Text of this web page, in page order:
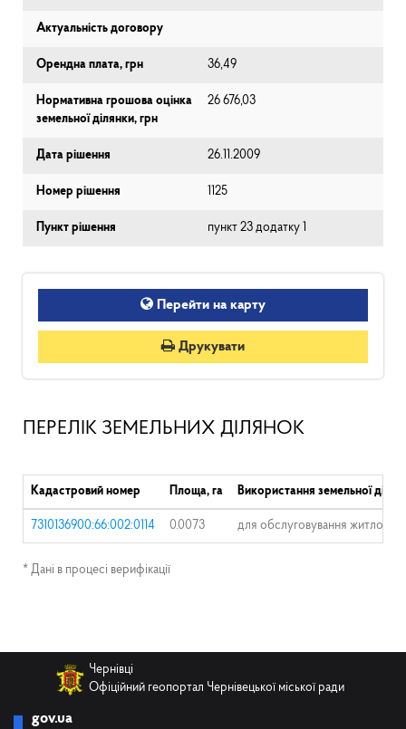
Актуальність договору
Орендна плата, грн 36,49
Нормативна грошова оцінка
земельної ділянки, грн
26 676,03
Дата рішення 26.11.2009
Номер рішення 1125
Пункт рішення пункт 23 додатку 1
Перейти на карту
Друкувати
ПЕРЕЛІК ЗЕМЕЛЬНИХ ДІЛЯНОК
Кадастровий номер Площа, га Використання земельної
7310136900:66:002:0114 0.0073 для обслуговування
* Дані в процесі верифікації
Чернівці
Офіційний геопортал Чернівецької міської ради
gov.ua